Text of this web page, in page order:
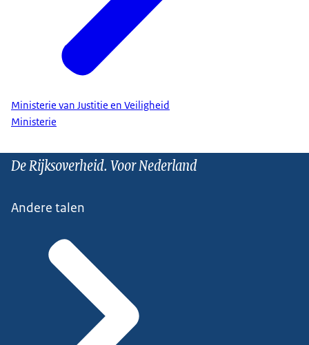
Ministerie van Justitie en Veiligheid
Ministerie
De Rijksoverheid. Voor Nederland
Andere talen